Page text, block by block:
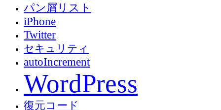
パン屑リスト
iPhone
Twitter
セキュリティ
autoIncrement
WordPress
復元コード